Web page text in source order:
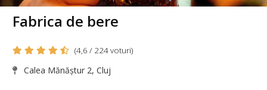
Fabrica de bere
(4,6 / 224 voturi)
Calea Mănăștur 2, Cluj